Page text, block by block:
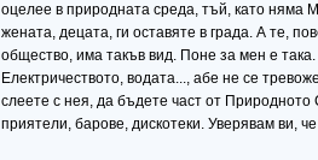
оцелее в природната среда, тъй, като няма
жената, децата, ги оставяте в града. А те,
общество, има такъв вид. Поне за мен е така.
Електричеството, водата..., абе не се
слеете с нея, да бъдете част от Природното
приятели, барове, дискотеки. Уверявам ви,